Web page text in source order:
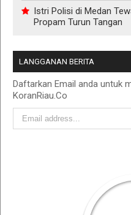
Istri Polisi di Medan
Propam Turun Tangan
LANGGANAN BERITA
Daftarkan Email anda untuk
KoranRiau.Co